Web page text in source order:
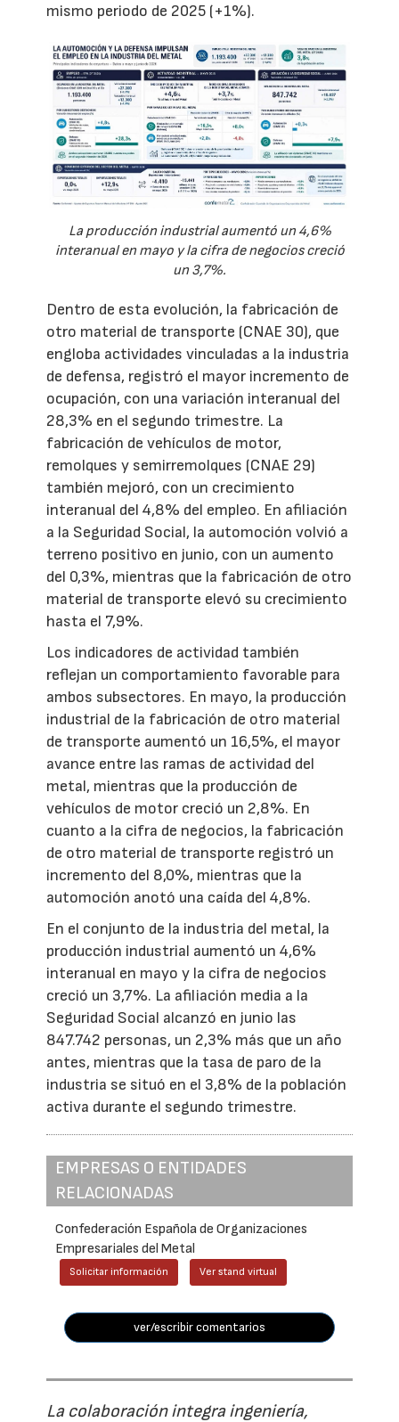
mismo periodo de 2025 (+1%).
La producción industrial aumentó un 4,6%
interanual en mayo y la cifra de negocios creció
un 3,7%.
Dentro de esta evolución, la fabricación de
otro material de transporte (CNAE 30), que
engloba actividades vinculadas a la industria
de defensa, registró el mayor incremento de
ocupación, con una variación interanual del
28,3% en el segundo trimestre. La
fabricación de vehículos de motor,
remolques y semirremolques (CNAE 29)
también mejoró, con un crecimiento
interanual del 4,8% del empleo. En afiliación
a la Seguridad Social, la automoción volvió a
terreno positivo en junio, con un aumento
del 0,3%, mientras que la fabricación de otro
material de transporte elevó su crecimiento
hasta el 7,9%.
Los indicadores de actividad también
reflejan un comportamiento favorable para
ambos subsectores. En mayo, la producción
industrial de la fabricación de otro material
de transporte aumentó un 16,5%, el mayor
avance entre las ramas de actividad del
metal, mientras que la producción de
vehículos de motor creció un 2,8%. En
cuanto a la cifra de negocios, la fabricación
de otro material de transporte registró un
incremento del 8,0%, mientras que la
automoción anotó una caída del 4,8%.
En el conjunto de la industria del metal, la
producción industrial aumentó un 4,6%
interanual en mayo y la cifra de negocios
creció un 3,7%. La afiliación media a la
Seguridad Social alcanzó en junio las
847.742 personas, un 2,3% más que un año
antes, mientras que la tasa de paro de la
industria se situó en el 3,8% de la población
activa durante el segundo trimestre.
EMPRESAS O ENTIDADES
RELACIONADAS
Confederación Española de Organizaciones
Empresariales del Metal
Solicitar información Ver stand virtual
ver/escribir comentarios
La colaboración integra ingeniería,